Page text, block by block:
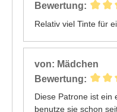
Bewertung:
Relativ viel Tinte für
von: Mädchen
Bewertung:
Diese Patrone ist ein
benutze sie schon